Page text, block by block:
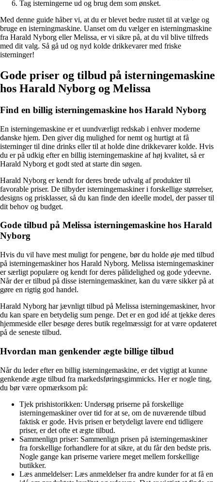
Tag isterningerne ud og brug dem som ønsket.
Med denne guide håber vi, at du er blevet bedre rustet til at vælge og
bruge en isterningmaskine. Uanset om du vælger en isterningmaskine
fra Harald Nyborg eller Melissa, er vi sikre på, at du vil blive tilfreds
med dit valg. Så gå ud og nyd kolde drikkevarer med friske
isterninger!
Gode priser og tilbud på isterningemaskine
hos Harald Nyborg og Melissa
Find en billig isterningemaskine hos Harald Nyborg
En isterningemaskine er et uundværligt redskab i enhver moderne
danske hjem. Den giver dig mulighed for nemt og hurtigt at få
isterninger til dine drinks eller til at holde dine drikkevarer kolde. Hvis
du er på udkig efter en billig isterningemaskine af høj kvalitet, så er
Harald Nyborg et godt sted at starte din søgen.
Harald Nyborg er kendt for deres brede udvalg af produkter til
favorable priser. De tilbyder isterningemaskiner i forskellige størrelser,
designs og prisklasser, så du kan finde den ideelle model, der passer til
dit behov og budget.
Gode tilbud på Melissa isterningemaskine hos Harald
Nyborg
Hvis du vil have mest muligt for pengene, bør du holde øje med tilbud
på isterningemaskiner hos Harald Nyborg. Melissa isterningemaskiner
er særligt populære og kendt for deres pålidelighed og gode ydeevne.
Når der er tilbud på disse isterningemaskiner, kan du være sikker på at
gøre en rigtig god handel.
Harald Nyborg har jævnligt tilbud på Melissa isterningemaskiner, hvor
du kan spare en betydelig sum penge. Det er en god idé at tjekke deres
hjemmeside eller besøge deres butik regelmæssigt for at være opdateret
på de seneste tilbud.
Hvordan man genkender ægte billige tilbud
Når du leder efter en billig isterningemaskine, er det vigtigt at kunne
genkende ægte tilbud fra markedsføringsgimmicks. Her er nogle ting,
du bør være opmærksom på:
Tjek prishistorikken: Undersøg priserne på forskellige
isterningemaskiner over tid for at se, om de nuværende tilbud
faktisk er gode. Hvis prisen er betydeligt lavere end tidligere
priser, er det ofte et ægte tilbud.
Sammenlign priser: Sammenlign prisen på isterningemaskiner
fra forskellige forhandlere for at sikre, at du får den bedste pris.
Nogle gange kan priserne variere meget mellem forskellige
butikker.
Læs anmeldelser: Læs anmeldelser fra andre kunder for at få en